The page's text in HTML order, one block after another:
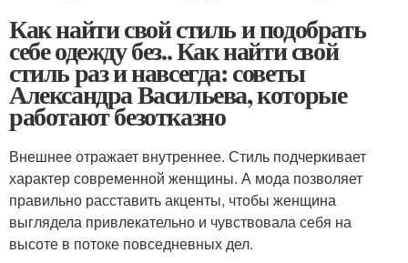
Как найти свой стиль и подобрать
себе одежду без.. Как найти свой
стиль раз и навсегда: советы
Александра Васильева, которые
работают безотказно
Внешнее отражает внутреннее. Стиль подчеркивает
характер современной женщины. А мода позволяет
правильно расставить акценты, чтобы женщина
выглядела привлекательно и чувствовала себя на
высоте в потоке повседневных дел.